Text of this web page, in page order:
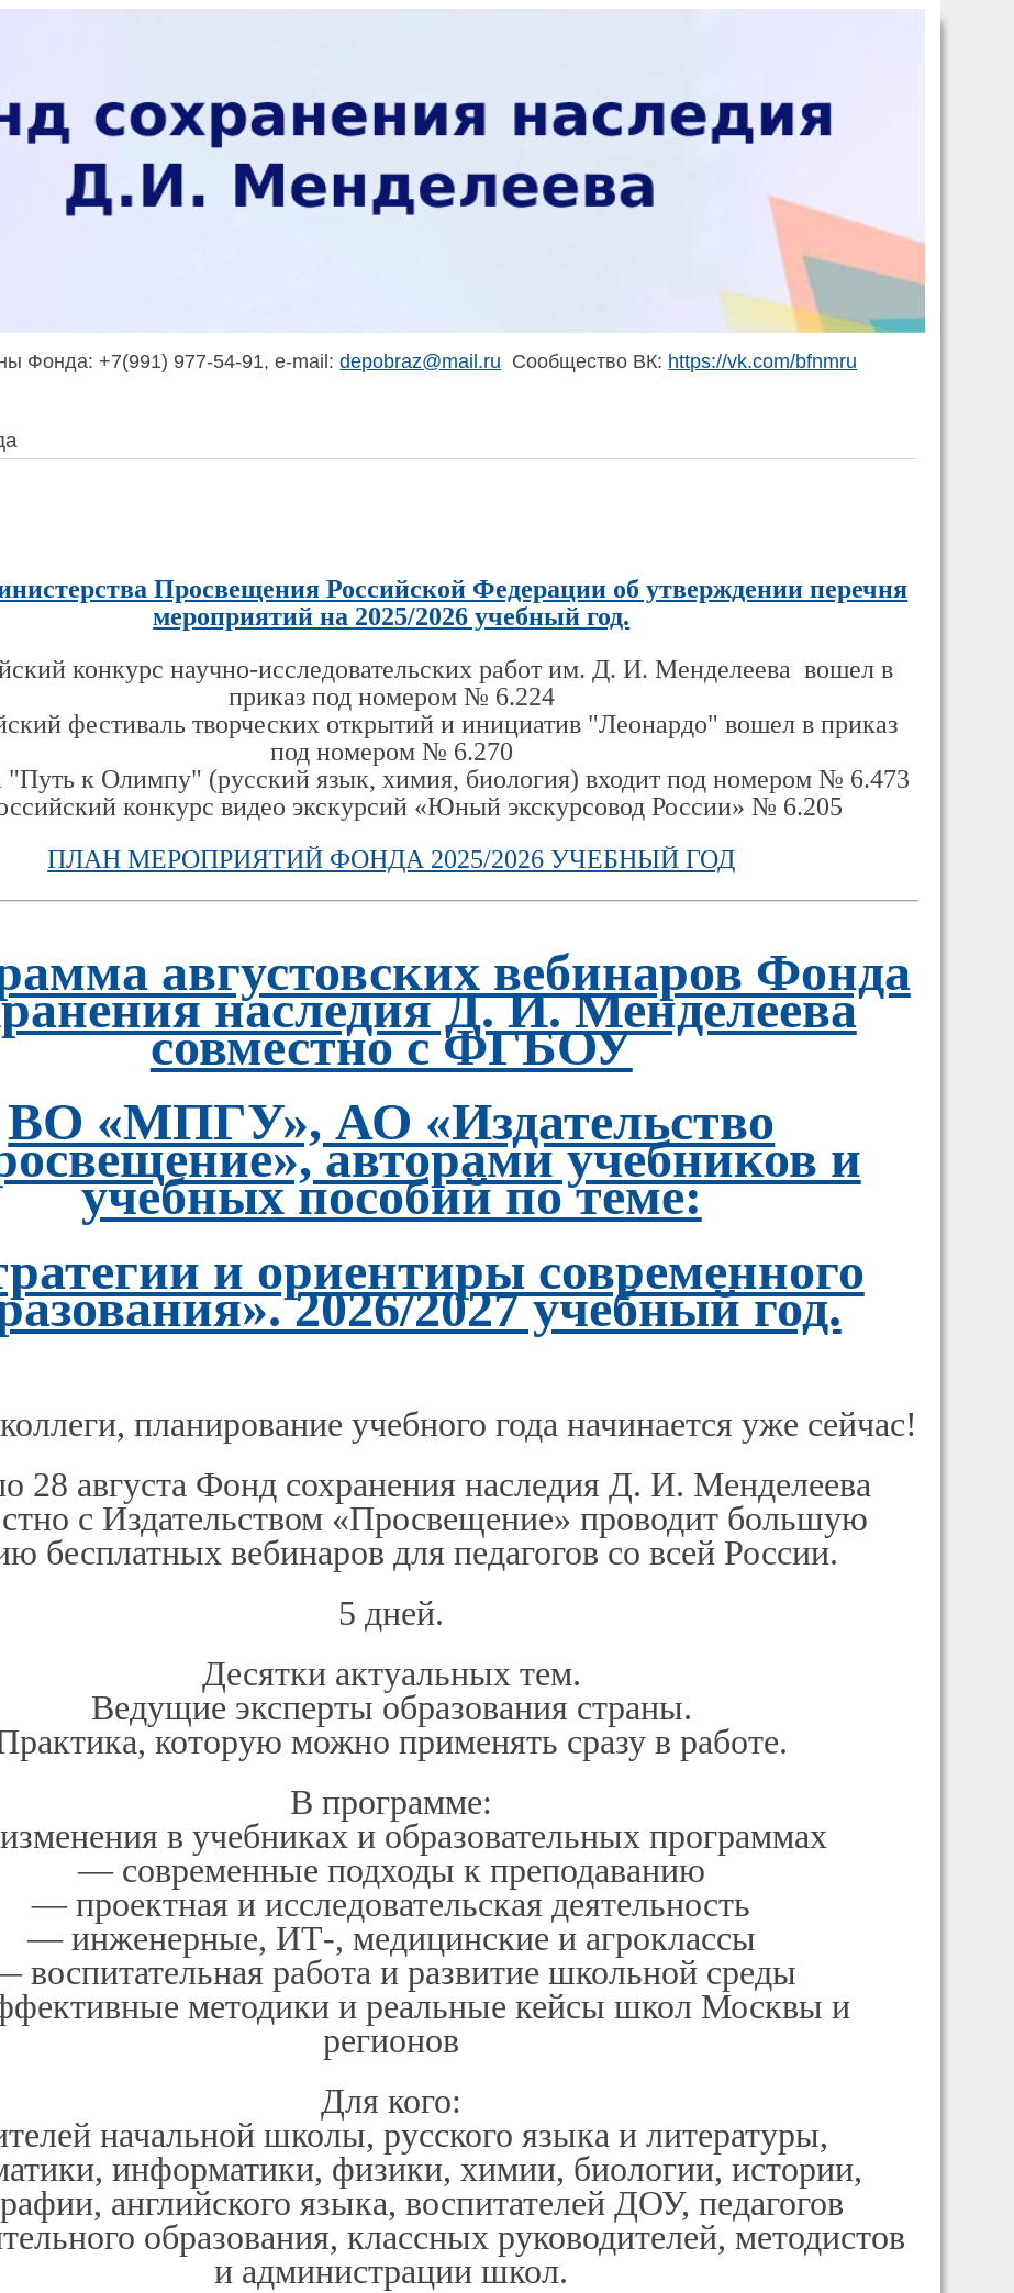
Фонда: +7(991) 977-54-91, e-mail:depobraz@mail.ru Сообщество ВК: https://vk.com/bfnmru
Просвещения Российской Федерации об утверждении перечня
мероприятий на 2025/2026 учебный год.
конкурс научно-исследовательских работ им. Д. И. Менделеева вошел в
приказ под номером № 6.224
фестиваль творческих открытий и инициатив "Леонардо" вошел в приказ
под номером № 6.270
к Олимпу" (русский язык, химия, биология) входит под номером № 6.473
конкурс видео экскурсий «Юный экскурсовод России» № 6.205
ПЛАН МЕРОПРИЯТИЙ ФОНДА 2025/2026 УЧЕБНЫЙ ГОД
августовских вебинаров Фонда
наследия Д. И. Менделеева
совместно с ФГБОУ
ВО «МПГУ», АО «Издательство
авторами учебников и
учебных пособий по теме:
и ориентиры современного
2026/2027 учебный год.
планирование учебного года начинается уже сейчас!
28 августа Фонд сохранения наследия Д. И. Менделеева
с Издательством «Просвещение» проводит большую
бесплатных вебинаров для педагогов со всей России.
5 дней.
Десятки актуальных тем.
Ведущие эксперты образования страны.
которую можно применять сразу в работе.
В программе:
в учебниках и образовательных программах
— современные подходы к преподаванию
— проектная и исследовательская деятельность
— инженерные, ИТ-, медицинские и агроклассы
воспитательная работа и развитие школьной среды
методики и реальные кейсы школ Москвы и
регионов
Для кого:
начальной школы, русского языка и литературы,
информатики, физики, химии, биологии, истории,
английского языка, воспитателей ДОУ, педагогов
образования, классных руководителей, методистов
и администрации школ.